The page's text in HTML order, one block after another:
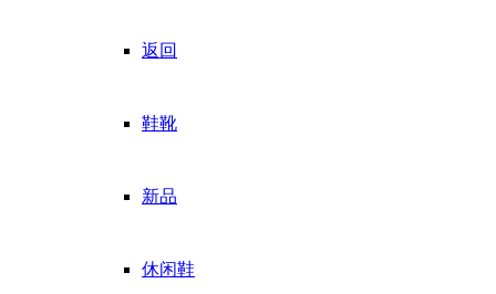
返回
鞋靴
新品
休闲鞋